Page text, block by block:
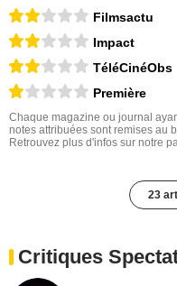
Filmsactu
Impact
TéléCinéObs
Première
Chaque magazine ou journal
notes attribuées sont remises au
Retrouvez plus d'infos sur notre
23
Critiques